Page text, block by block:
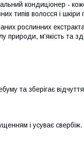
кондиціонер -
типів волосся і шкіри
рослинних
природи, м'якість та
та зберігає
і усуває